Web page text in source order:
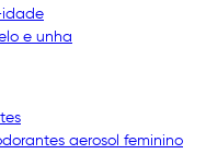
e unha
aerosol feminino